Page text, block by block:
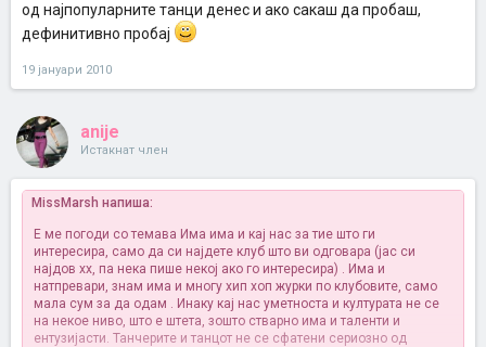
од најпопуларните танци денес и ако сакаш да пробаш,
дефинитивно пробај
19 јануари 2010
anije
Истакнат член
MissMarsh напиша:
E ме погоди со темава Има има и кај нас за тие што ги
интересира, само да си најдете клуб што ви одговара (јас си
најдов хх, па нека пише некој ако го интересира) . Има и
натпревари, знам има и многу хип хоп журки по клубовите, само
мала сум за да одам . Инаку кај нас уметноста и културата не се
на некое ниво, што е штета, зошто стварно има и таленти и
ентузијасти. Танчерите и танцот не се сфатени сериозно од